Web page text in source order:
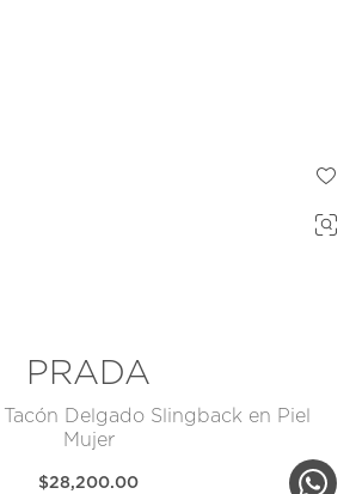
PRADA
Delgado Slingback en Piel
Mujer
$28,200.00